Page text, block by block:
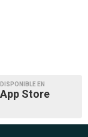
DISPONIBLE EN
App Store